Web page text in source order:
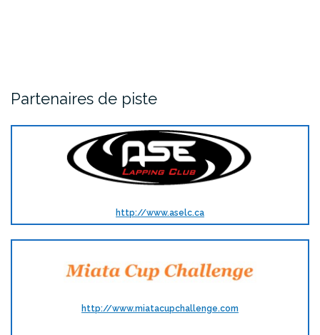
Partenaires de piste
http://www.aselc.ca
http://www.miatacupchallenge.com